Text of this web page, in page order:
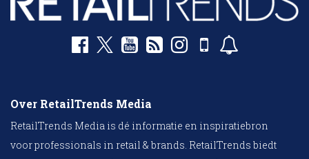
Over RetailTrends Media
RetailTrends Media is dé informatie en inspiratiebron
voor professionals in retail & brands. RetailTrends biedt